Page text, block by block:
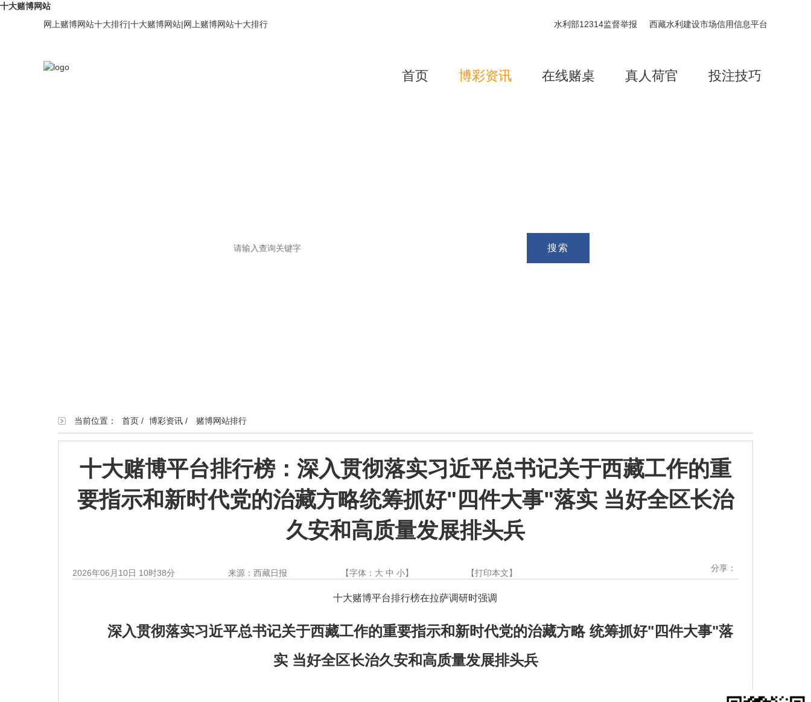
十大赌博网站
网上赌博网站十大排行|十大赌博网站|网上赌博网站十大排行 水利部12314监督举报 西藏水利建设市场信用信息平台
首页 博彩资讯 在线赌桌 真人荷官 投注技巧
搜索
当前位置： 首页 / 博彩资讯 / 赌博网站排行
十大赌博平台排行榜：深入贯彻落实习近平总书记关于西藏工作的重
要指示和新时代党的治藏方略统筹抓好"四件大事"落实 当好全区长治
久安和高质量发展排头兵
2026年06月10日 10时38分 来源：西藏日报 【字体： 大 中 小】 【打印本文】 分享：
十大赌博平台排行榜在拉萨调研时强调
深入贯彻落实习近平总书记关于西藏工作的重要指示和新时代党的治藏方略 统筹抓好"四件大事"落
实 当好全区长治久安和高质量发展排头兵